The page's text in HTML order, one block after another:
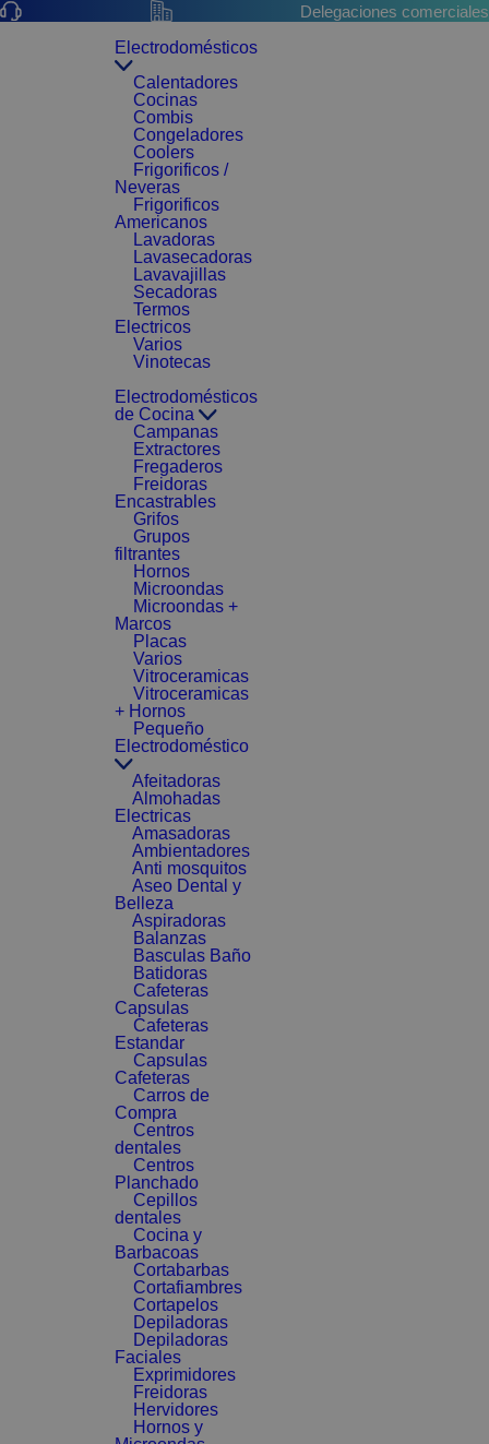
Delegaciones comerciales
Electrodomésticos
Calentadores
Cocinas
Combis
Congeladores
Coolers
Frigorificos /
Neveras
Frigorificos
Americanos
Lavadoras
Lavasecadoras
Lavavajillas
Secadoras
Termos
Electricos
Varios
Vinotecas
Electrodomésticos
de Cocina
Campanas
Extractores
Fregaderos
Freidoras
Encastrables
Grifos
Grupos
filtrantes
Hornos
Microondas
Microondas +
Marcos
Placas
Varios
Vitroceramicas
Vitroceramicas
+ Hornos
Pequeño
Electrodoméstico
Afeitadoras
Almohadas
Electricas
Amasadoras
Ambientadores
Anti mosquitos
Aseo Dental y
Belleza
Aspiradoras
Balanzas
Basculas Baño
Batidoras
Cafeteras
Capsulas
Cafeteras
Estandar
Capsulas
Cafeteras
Carros de
Compra
Centros
dentales
Centros
Planchado
Cepillos
dentales
Cocina y
Barbacoas
Cortabarbas
Cortafiambres
Cortapelos
Depiladoras
Depiladoras
Faciales
Exprimidores
Freidoras
Hervidores
Hornos y